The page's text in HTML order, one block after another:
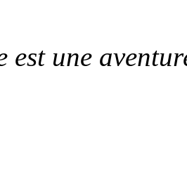
est une